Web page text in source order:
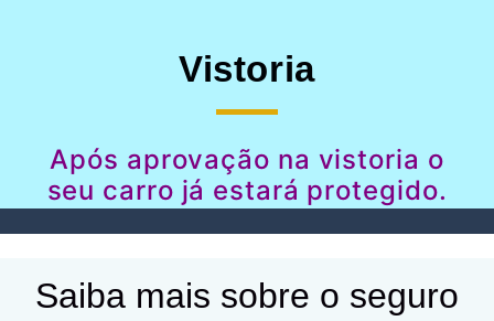
Vistoria
Após aprovação na vistoria o
seu carro já estará protegido.
Saiba mais sobre o seguro